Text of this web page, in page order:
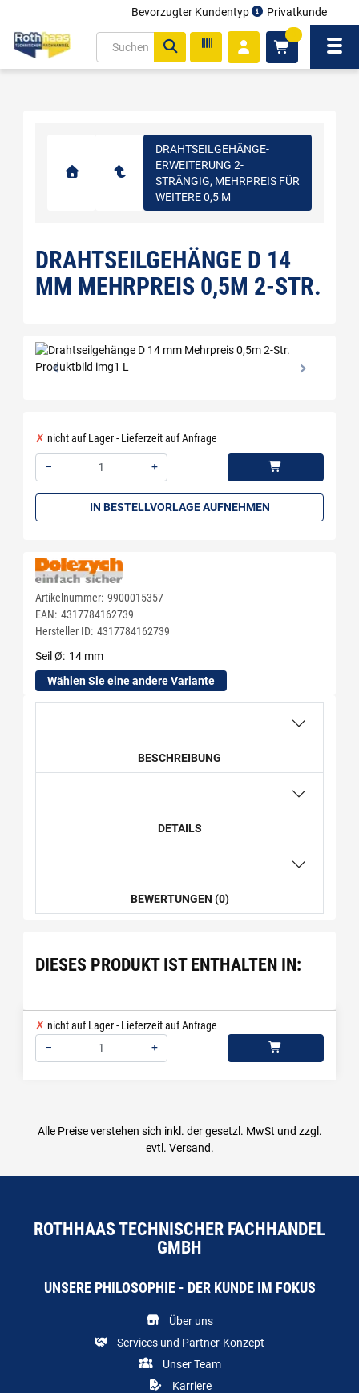
Bevorzugter Kundentyp Privatkunde
DRAHTSEILGEHÄNGE-
ERWEITERUNG 2-
STRÄNGIG, MEHRPREIS FÜR
WEITERE 0,5 M
DRAHTSEILGEHÄNGE D 14
MM MEHRPREIS 0,5M 2-STR.
nicht auf Lager - Lieferzeit auf Anfrage
–
+
IN BESTELLVORLAGE AUFNEHMEN
Artikelnummer: 9900015357
EAN: 4317784162739
Hersteller ID: 4317784162739
Seil Ø
14 mm
Wählen Sie eine andere Variante
BESCHREIBUNG
DETAILS
BEWERTUNGEN (0)
DIESES PRODUKT IST ENTHALTEN IN:
nicht auf Lager - Lieferzeit auf Anfrage
–
+
Alle Preise verstehen sich inkl. der gesetzl. MwSt und zzgl.
evtl. Versand.
ROTHHAAS TECHNISCHER FACHHANDEL
GMBH
UNSERE PHILOSOPHIE - DER KUNDE IM FOKUS
Über uns
Services und Partner-Konzept
Unser Team
Karriere